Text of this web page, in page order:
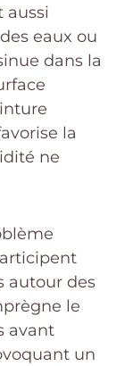
aussi
eaux ou
dans la
la
ne
autour des
le
avant
un